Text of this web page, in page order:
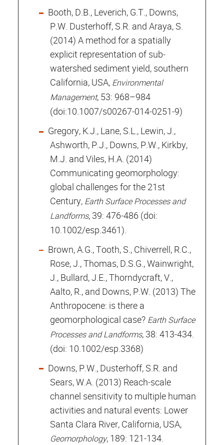
Booth, D.B., Leverich, G.T., Downs,
P.W. Dusterhoff, S.R. and Araya, S.
(2014) A method for a spatially
explicit representation of sub‐
watershed sediment yield, southern
California, USA, Environmental
Management, 53: 968–984
(doi:10.1007/s00267‐014‐0251‐9)
Gregory, K.J., Lane, S.L., Lewin, J.,
Ashworth, P.J., Downs, P.W., Kirkby,
M.J. and Viles, H.A. (2014)
Communicating geomorphology:
global challenges for the 21st
Century, Earth Surface Processes and
Landforms, 39: 476‐486 (doi:
10.1002/esp.3461).
Brown, A.G., Tooth, S., Chiverrell, R.C.,
Rose, J., Thomas, D.S.G., Wainwright,
J., Bullard, J.E., Thorndycraft, V.,
Aalto, R., and Downs, P.W. (2013) The
Anthropocene: is there a
geomorphological case? Earth Surface
Processes and Landforms, 38: 413‐434.
(doi: 10.1002/esp.3368)
Downs, P.W., Dusterhoff, S.R. and
Sears, W.A. (2013) Reach‐scale
channel sensitivity to multiple human
activities and natural events: Lower
Santa Clara River, California, USA,
Geomorphology, 189: 121‐134.